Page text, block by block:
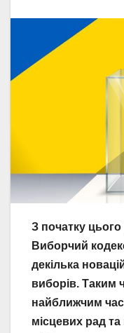
З початку
Виборчий
декілька
виборів. Таким
найближчим
місцевих рад